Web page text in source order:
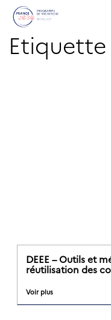
DEEE – Outils et
réutilisation des
Voir plus